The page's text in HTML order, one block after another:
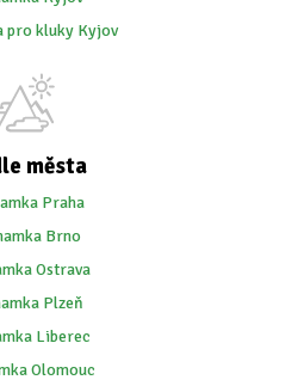
pro kluky Kyjov
města
Praha
Brno
Ostrava
Plzeň
Liberec
Olomouc